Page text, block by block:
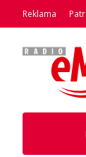
Reklama